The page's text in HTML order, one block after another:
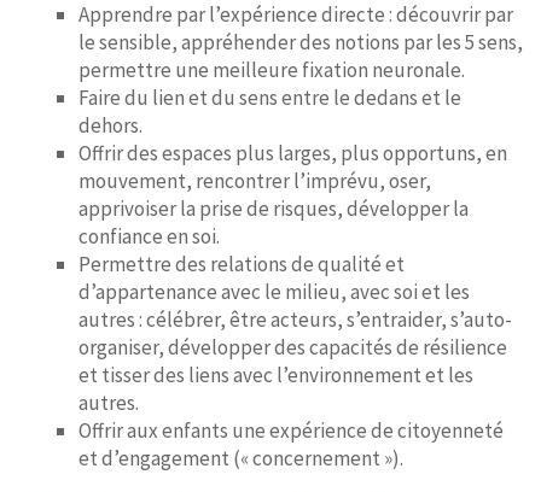
Apprendre par l’expérience directe : découvrir par
le sensible, appréhender des notions par les 5 sens,
permettre une meilleure fixation neuronale.
Faire du lien et du sens entre le dedans et le
dehors.
Offrir des espaces plus larges, plus opportuns, en
mouvement, rencontrer l’imprévu, oser,
apprivoiser la prise de risques, développer la
confiance en soi.
Permettre des relations de qualité et
d’appartenance avec le milieu, avec soi et les
autres : célébrer, être acteurs, s’entraider, s’auto-
organiser, développer des capacités de résilience
et tisser des liens avec l’environnement et les
autres.
Offrir aux enfants une expérience de citoyenneté
et d’engagement (« concernement »).